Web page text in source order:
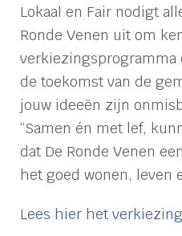
Lokaal en Fair nodigt
Ronde Venen uit om
verkiezingsprogramma
de toekomst van de
jouw ideeën zijn
“Samen én met lef,
dat De Ronde Venen
het goed wonen, leven
Lees hier het